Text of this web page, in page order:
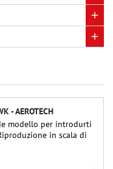
- AEROTECH
modello per introdurti
in scala di
sonda, dalle dimensioni
per passare a kit di